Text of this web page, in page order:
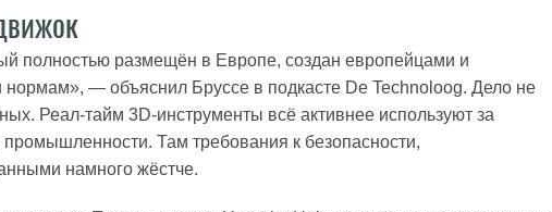
полностью размещён в Европе, создан европейцами и
нормам», — объяснил Бруссе в подкасте De Technoloog. Дело не
Реал-тайм 3D-инструменты всё активнее используют за
Там требования к безопасности,
намного жёстче.